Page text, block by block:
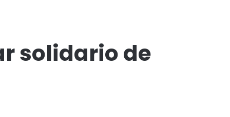
solidario de